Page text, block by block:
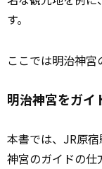
す。
ここでは明治神宮
明治神宮をガイ
本書では、JR原
神宮のガイドの仕